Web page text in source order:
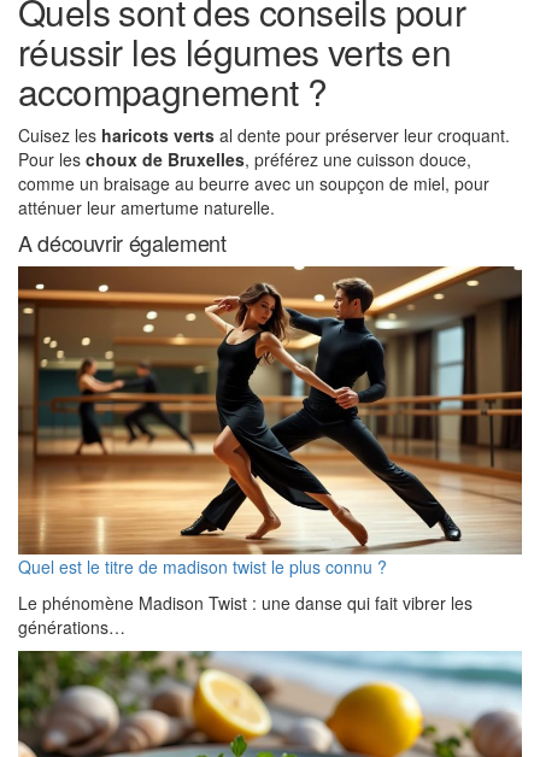
Quels sont des conseils pour
réussir les légumes verts en
accompagnement ?
Cuisez les haricots verts al dente pour préserver leur croquant.
Pour les choux de Bruxelles, préférez une cuisson douce,
comme un braisage au beurre avec un soupçon de miel, pour
atténuer leur amertume naturelle.
A découvrir également
Quel est le titre de madison twist le plus connu ?
Le phénomène Madison Twist : une danse qui fait vibrer les
générations…